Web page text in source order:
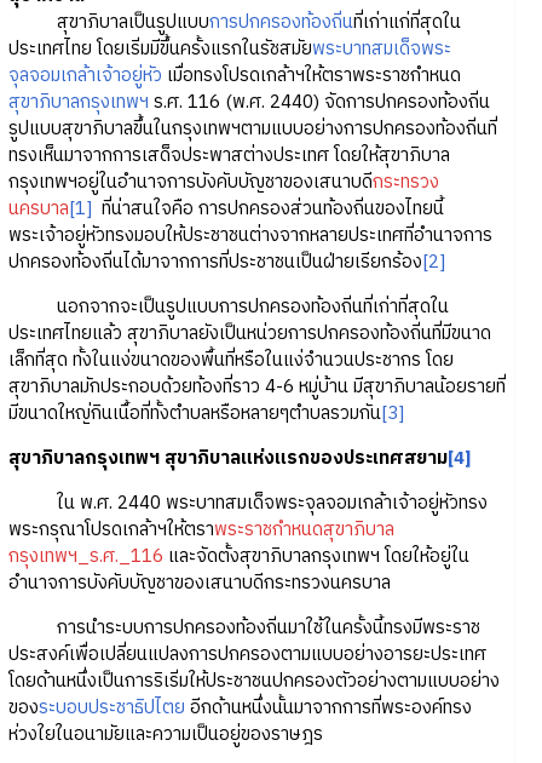
สุขาภิบาลเป็นรูปแบบการปกครองท้องถิ่นที่เก่าแก่ที่สุดใน
ประเทศไทย โดยเริ่มมีขึ้นครั้งแรกในรัชสมัยพระบาทสมเด็จพระ
จุลจอมเกล้าเจ้าอยู่หัว เมื่อทรงโปรดเกล้าฯให้ตราพระราชกำหนด
สุขาภิบาลกรุงเทพฯ ร.ศ. 116 (พ.ศ. 2440) จัดการปกครองท้องถิ่น
รูปแบบสุขาภิบาลขึ้นในกรุงเทพฯตามแบบอย่างการปกครองท้องถิ่นที่
ทรงเห็นมาจากการเสด็จประพาสต่างประเทศ โดยให้สุขาภิบาล
กรุงเทพฯอยู่ในอำนาจการบังคับบัญชาของเสนาบดีกระทรวง
นครบาล[1] ที่น่าสนใจคือ การปกครองส่วนท้องถิ่นของไทยนี้
พระเจ้าอยู่หัวทรงมอบให้ประชาชนต่างจากหลายประเทศที่อำนาจการ
ปกครองท้องถิ่นได้มาจากการที่ประชาชนเป็นฝ่ายเรียกร้อง[2]
นอกจากจะเป็นรูปแบบการปกครองท้องถิ่นที่เก่าที่สุดใน
ประเทศไทยแล้ว สุขาภิบาลยังเป็นหน่วยการปกครองท้องถิ่นที่มีขนาด
เล็กที่สุด ทั้งในแง่ขนาดของพื้นที่หรือในแง่จำนวนประชากร โดย
สุขาภิบาลมักประกอบด้วยท้องที่ราว 4-6 หมู่บ้าน มีสุขาภิบาลน้อยรายที่
มีขนาดใหญ่กินเนื้อที่ทั้งตำบลหรือหลายๆตำบลรวมกัน[3]
สุขาภิบาลกรุงเทพฯ สุขาภิบาลแห่งแรกของประเทศสยาม[4]
ใน พ.ศ. 2440 พระบาทสมเด็จพระจุลจอมเกล้าเจ้าอยู่หัวทรง
พระกรุณาโปรดเกล้าฯให้ตราพระราชกำหนดสุขาภิบาล
กรุงเทพฯ_ร.ศ._116 และจัดตั้งสุขาภิบาลกรุงเทพฯ โดยให้อยู่ใน
อำนาจการบังคับบัญชาของเสนาบดีกระทรวงนครบาล
การนำระบบการปกครองท้องถิ่นมาใช้ในครั้งนี้ทรงมีพระราช
ประสงค์เพื่อเปลี่ยนแปลงการปกครองตามแบบอย่างอารยะประเทศ
โดยด้านหนึ่งเป็นการริเริ่มให้ประชาชนปกครองตัวอย่างตามแบบอย่าง
ของระบอบประชาธิปไตย อีกด้านหนึ่งนั้นมาจากการที่พระองค์ทรง
ห่วงใยในอนามัยและความเป็นอยู่ของราษฎร